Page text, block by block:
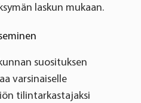
laskun mukaan.
suosituksen
varsinaiselle
tilintarkastajaksi